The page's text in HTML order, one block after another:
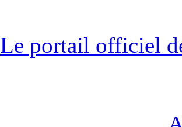
Le portail officiel